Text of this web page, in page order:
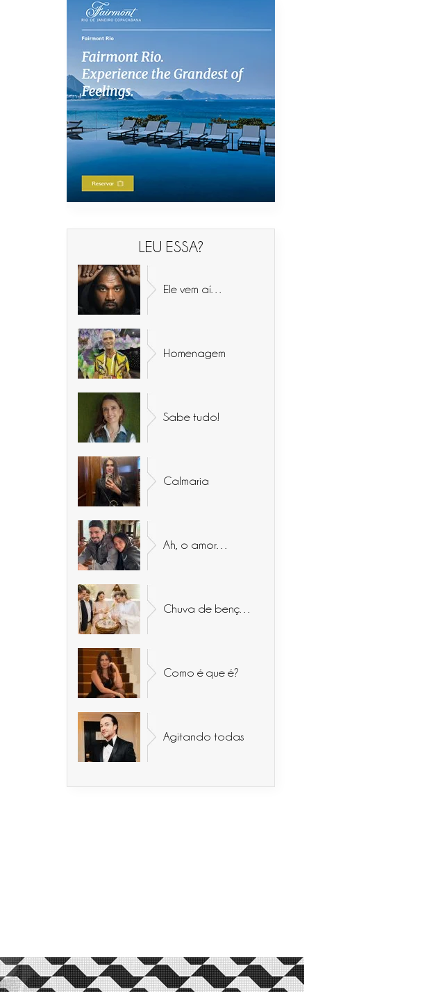
LEU ESSA?
Ele vem aí…
Homenagem
Sabe tudo!
Calmaria
Ah, o amor…
Como é que é?
Agitando todas